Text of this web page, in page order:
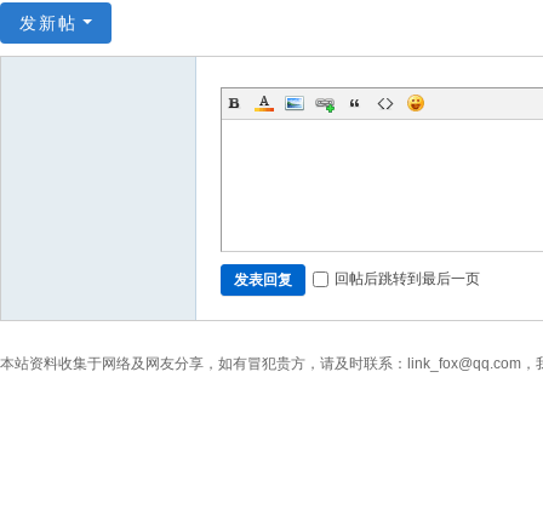
发新帖
发表回复 回帖后跳转到最后一页
本站资料收集于网络及网友分享，如有冒犯贵方，请及时联系：link_fox@qq.com，